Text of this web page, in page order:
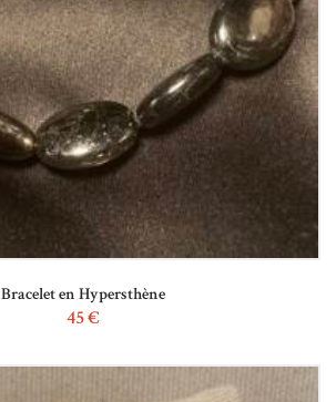
Bracelet en Hypersthène
45€